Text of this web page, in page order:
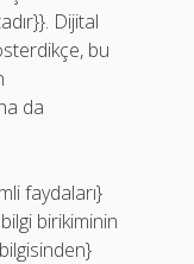
Dijital
bu
da
faydaları}
birikiminin